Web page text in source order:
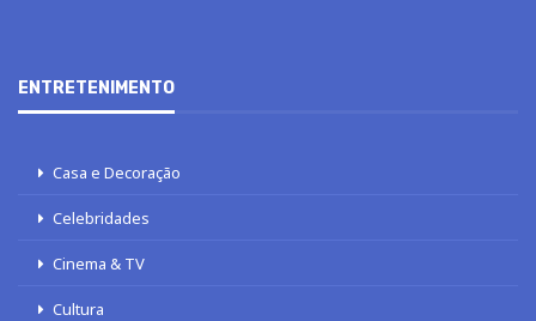
ENTRETENIMENTO
Casa e Decoração
Celebridades
Cinema & TV
Cultura